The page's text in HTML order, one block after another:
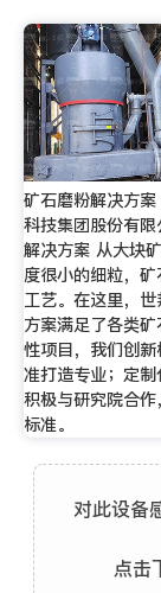
矿石磨粉解决方
科技集团股份有
解决方案 从大块
度很小的细粒，
工艺。在这里，
方案满足了各类
性项目，我们创
准打造专业；定
积极与研究院合
标准。
对此设备
点击